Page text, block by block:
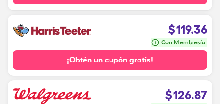
$119.36
Con Membresía
¡Obtén un cupón gratis!
$126.87